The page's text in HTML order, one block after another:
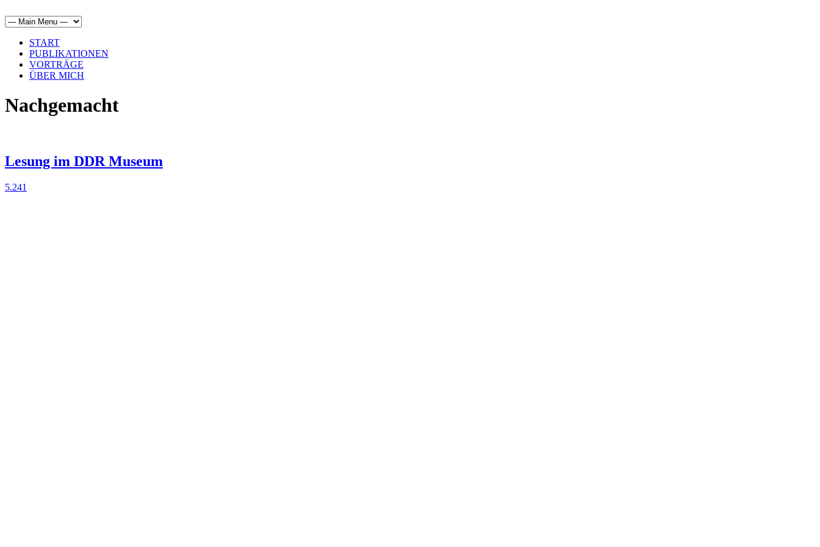
START
PUBLIKATIONEN
VORTRÄGE
ÜBER MICH
Nachgemacht
Lesung im DDR Museum
5.241